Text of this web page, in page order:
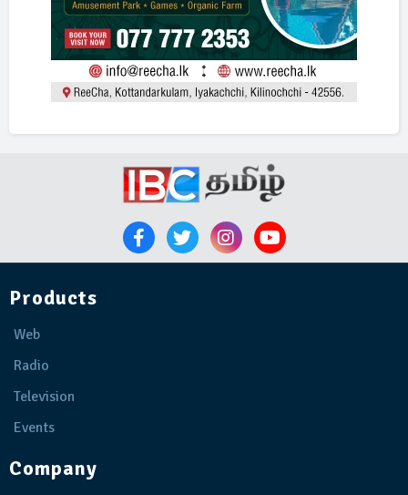
Products
Web
Radio
Television
Events
Company